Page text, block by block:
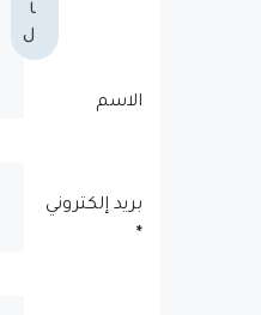
ا
ل
الاسم
بريد إلكتروني
*